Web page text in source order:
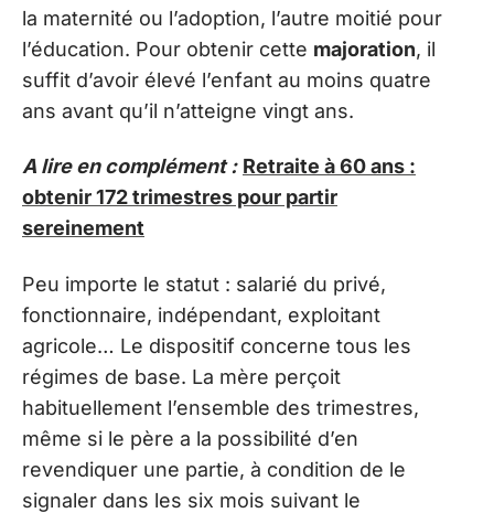
la maternité ou l’adoption, l’autre moitié pour
l’éducation. Pour obtenir cette majoration, il
suffit d’avoir élevé l’enfant au moins quatre
ans avant qu’il n’atteigne vingt ans.
A lire en complément : Retraite à 60 ans :
obtenir 172 trimestres pour partir
sereinement
Peu importe le statut : salarié du privé,
fonctionnaire, indépendant, exploitant
agricole… Le dispositif concerne tous les
régimes de base. La mère perçoit
habituellement l’ensemble des trimestres,
même si le père a la possibilité d’en
revendiquer une partie, à condition de le
signaler dans les six mois suivant le